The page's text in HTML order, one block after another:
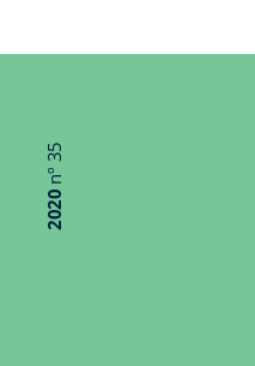
2020
nº
35